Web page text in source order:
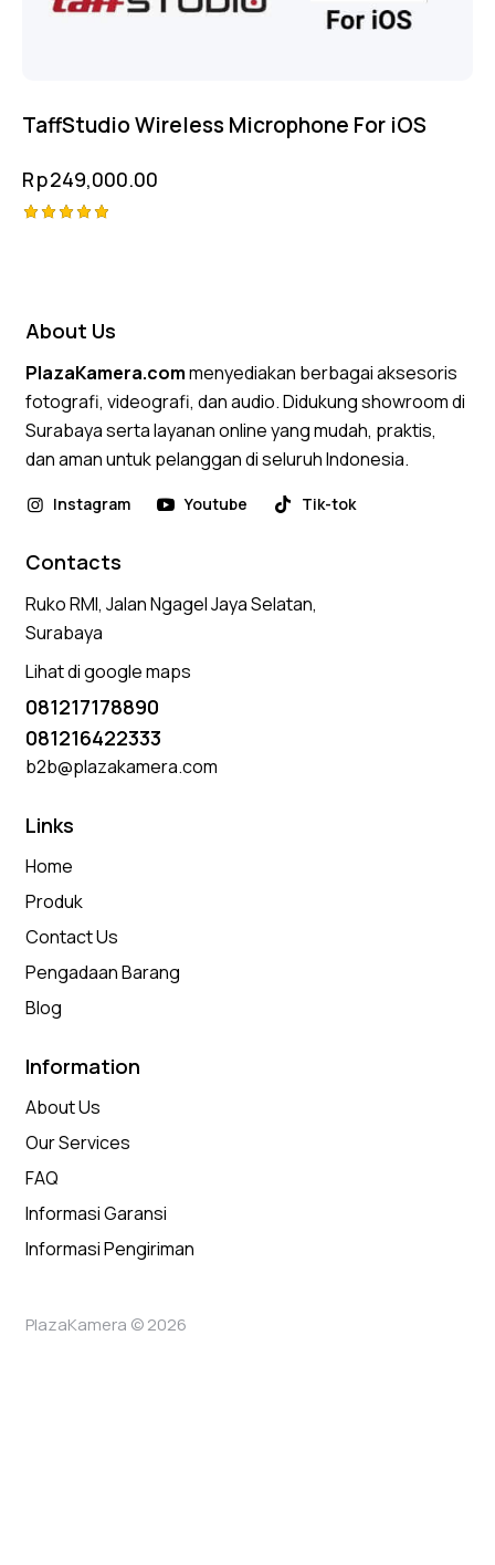
TaffStudio Wireless Microphone For iOS
Rp249,000.00
About Us
PlazaKamera.commenyediakan berbagai aksesoris
fotografi, videografi, dan audio. Didukung showroom di
Surabaya serta layanan online yang mudah, praktis,
dan aman untuk pelanggan di seluruh Indonesia.
Instagram Youtube Tik-tok
Contacts
Ruko RMI, Jalan Ngagel Jaya Selatan,
Surabaya
Lihat di google maps
081217178890
081216422333
b2b@plazakamera.com
Links
Home
Produk
Contact Us
Pengadaan Barang
Blog
Information
About Us
Our Services
FAQ
Informasi Garansi
Informasi Pengiriman
PlazaKamera © 2026